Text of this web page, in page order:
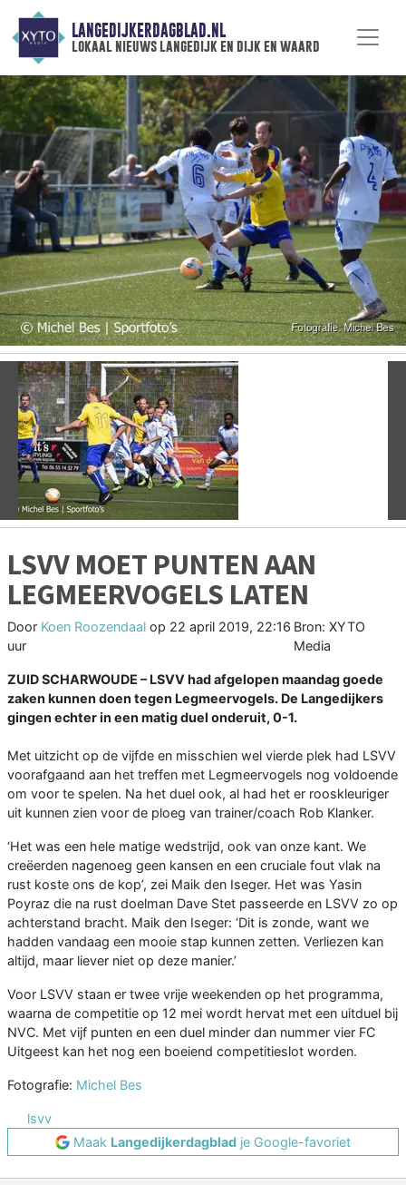
LANGEDIJKERDAGBLAD.NL
lokaal nieuws langedijk en dijk en waard
Vorige
LSVV MOET PUNTEN AAN
LEGMEERVOGELS LATEN
Door Koen Roozendaal op 22 april 2019, 22:16
uur
Bron: XYTO
Media
ZUID SCHARWOUDE – LSVV had afgelopen maandag goede
zaken kunnen doen tegen Legmeervogels. De Langedijkers
gingen echter in een matig duel onderuit, 0-1.
Met uitzicht op de vijfde en misschien wel vierde plek had LSVV
voorafgaand aan het treffen met Legmeervogels nog voldoende
om voor te spelen. Na het duel ook, al had het er rooskleuriger
uit kunnen zien voor de ploeg van trainer/coach Rob Klanker.
‘Het was een hele matige wedstrijd, ook van onze kant. We
creëerden nagenoeg geen kansen en een cruciale fout vlak na
rust koste ons de kop’, zei Maik den Iseger. Het was Yasin
Poyraz die na rust doelman Dave Stet passeerde en LSVV zo op
achterstand bracht. Maik den Iseger: ‘Dit is zonde, want we
hadden vandaag een mooie stap kunnen zetten. Verliezen kan
altijd, maar liever niet op deze manier.’
Voor LSVV staan er twee vrije weekenden op het programma,
waarna de competitie op 12 mei wordt hervat met een uitduel bij
NVC. Met vijf punten en een duel minder dan nummer vier FC
Uitgeest kan het nog een boeiend competitieslot worden.
Fotografie: Michel Bes
lsvv
Maak Langedijkerdagblad je Google-favoriet